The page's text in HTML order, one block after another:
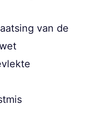
van de